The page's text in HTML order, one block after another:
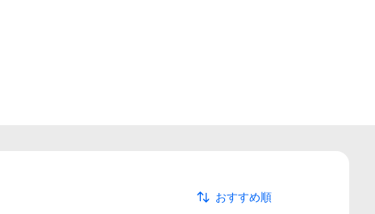
おすすめ順